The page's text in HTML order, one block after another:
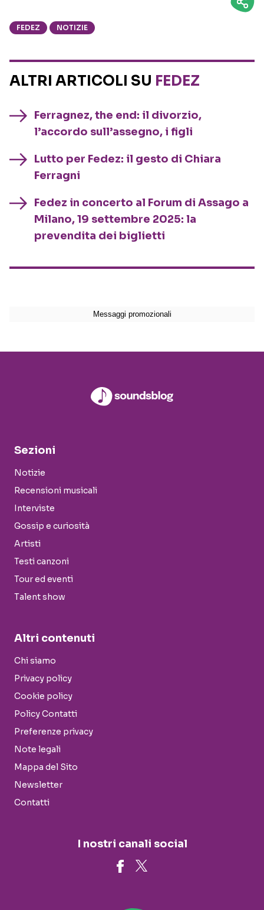
FEDEZ NOTIZIE
ALTRI ARTICOLI SU FEDEZ
Ferragnez, the end: il divorzio,
l’accordo sull’assegno, i figli
Lutto per Fedez: il gesto di Chiara
Ferragni
Fedez in concerto al Forum di Assago a
Milano, 19 settembre 2025: la
prevendita dei biglietti
Sezioni
Notizie
Recensioni musicali
Interviste
Gossip e curiosità
Artisti
Testi canzoni
Tour ed eventi
Talent show
Altri contenuti
Chi siamo
Privacy policy
Cookie policy
Policy Contatti
Preferenze privacy
Note legali
Mappa del Sito
Newsletter
Contatti
I nostri canali social